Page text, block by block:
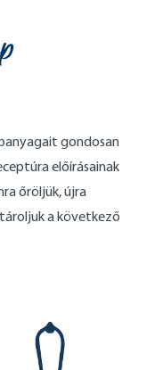
gondosan
​​előírásainak
őröljük, újra
a következő